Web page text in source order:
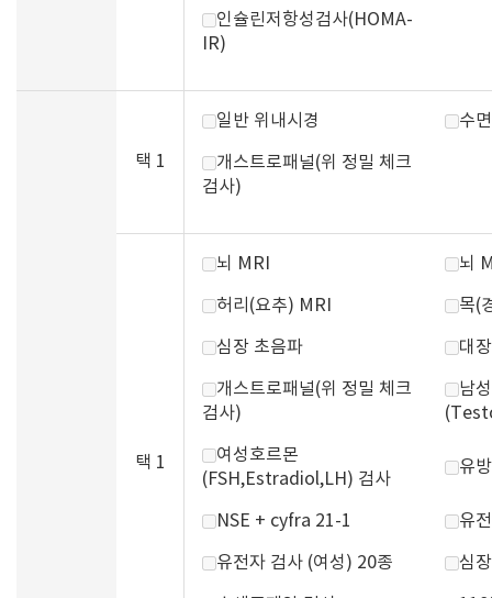
인슐린저항성검사(HOMA-
IR)
택 1
일반 위내시경 수
개스트로패널(위 정밀 체크
검사)
택 1
뇌 MRI 뇌
허리(요추) MRI 목(
심장 초음파 대
개스트로패널(위 정밀 체크
검사)
남
여성호르몬
(FSH,Estradiol,LH) 검사
유
NSE + cyfra 21-1 유
유전자 검사 (여성) 20종 심